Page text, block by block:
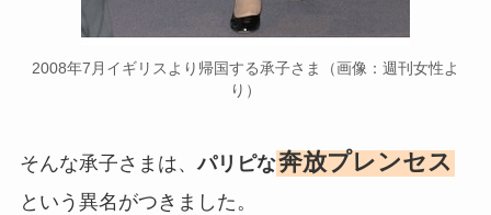
2008年7月イギリスより帰国する承子さま（画像：週刊女性よ
り）
そんな承子さまは、パリピな奔放プレンセス
という異名がつきました。